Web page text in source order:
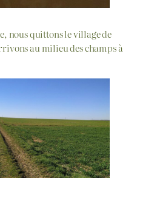
nous quittons le village de
au milieu des champs à